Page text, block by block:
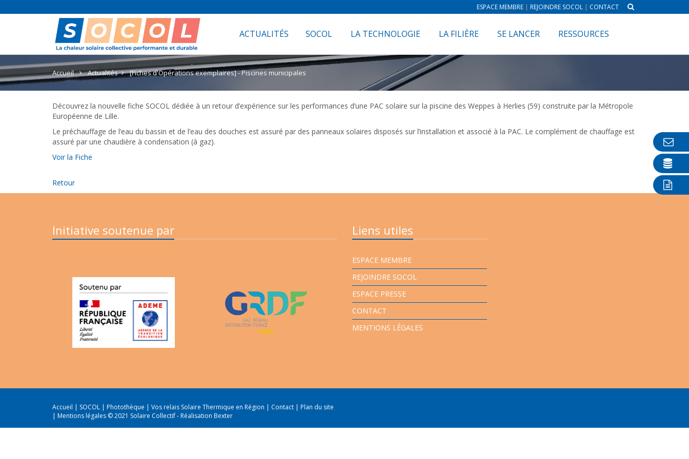
ESPACE MEMBRE | REJOINDRE SOCOL | CONTACT
ACTUALITÉS SOCOL LA TECHNOLOGIE LA FILIÈRE SE LANCER RESSOURCES
Accueil Actualités [Fiches d'Opérations exemplaires] - Piscines municipales
Découvrez la nouvelle fiche SOCOL dédiée à un retour d’expérience sur les performances d’une PAC solaire sur la piscine des Weppes à Herlies (59) construite par la Métropole
Européenne de Lille.
Le préchauffage de l’eau du bassin et de l’eau des douches est assuré par des panneaux solaires disposés sur l’installation et associé à la PAC. Le complément de chauffage est
assuré par une chaudière à condensation (à gaz).
Voir la Fiche
Retour
Initiative soutenue par Liens utiles
ESPACE MEMBRE
REJOINDRE SOCOL
ESPACE PRESSE
CONTACT
MENTIONS LÉGALES
Accueil | SOCOL | Photothèque | Vos relais Solaire Thermique en Région | Contact | Plan du site
| Mentions légales © 2021 Solaire Collectif -Réalisation Bexter